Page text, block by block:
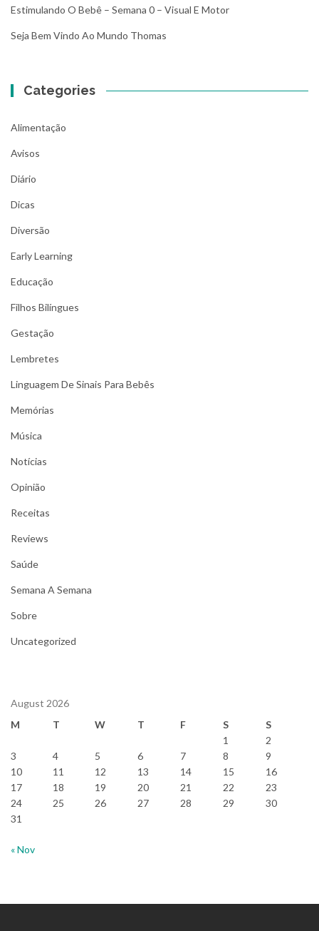
Estimulando O Bebê – Semana 0 – Visual E Motor
Seja Bem Vindo Ao Mundo Thomas
Categories
Alimentação
Avisos
Diário
Dicas
Diversão
Early Learning
Educação
Filhos Bilíngues
Gestação
Lembretes
Linguagem De Sinais Para Bebês
Memórias
Música
Notícias
Opinião
Receitas
Reviews
Saúde
Semana A Semana
Sobre
Uncategorized
August 2026
M
T W T F S
S
1
2
3
4 5 6 7 8
9
10
11 12 13 14 15
16
17
18 19 20 21 22
23
24
25 26 27 28 29
30
31
« Nov